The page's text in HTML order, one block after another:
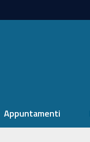
Appuntamenti